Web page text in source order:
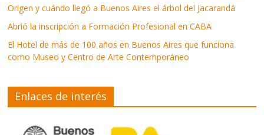
Origen y cuándo llegó a Buenos Aires el árbol del Jacarandá
Abrió la inscripción a Formación Profesional en CABA
El Hotel de más de 100 años en Buenos Aires que funciona
como Museo y Centro de Arte Contemporáneo
Enlaces de interés